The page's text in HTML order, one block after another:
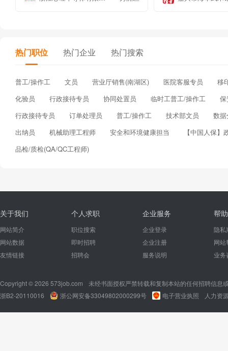
热门职位 热门企业 热门搜索
普工/操作工 文员 营业厅销售(南湖区) 医院客服专员
移
化验员
行政接待专员 协同处置员 临时工普工/操作工
行政接待专员
订单处理员 普工/操作工 技术部文员
数
出纳员
机械助理工程师 安全和环境健康担当
【中国人保】
品检/质检(QA/QC工程师)
关于我们
网站简介
网站数据
友情链接
个人求职
职位搜索
即时招聘
招聘会
企业服务
企业登录
企业注册
服务说明
帮
隐私
网站
业务
Copyright © 2026 573job.com
未经书面授权严禁转载和复制本站的任何招聘信息
浙B2-20110016
浙公网安备33049802000299号 电子营业执照 人力资